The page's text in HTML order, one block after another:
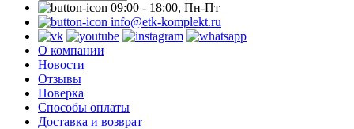
09:00 - 18:00, Пн-Пт
info@etk-komplekt.ru
О компании
Новости
Отзывы
Поверка
Способы оплаты
Доставка и возврат